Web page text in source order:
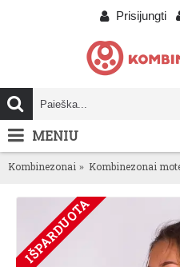
Prisijungti
MENIU
Kombinezonai Kombinezonai
IŠPARDUOTA